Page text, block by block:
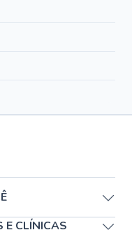
E CLÍNICAS